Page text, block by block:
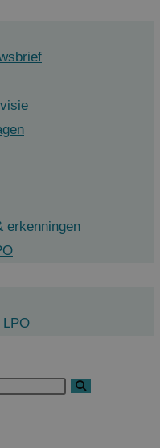
erkenningen
LPO